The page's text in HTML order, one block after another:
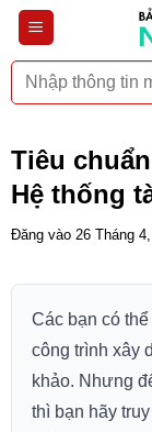
Bỏ
qua
nộiTìm
kiếm:
Tiêu
Hệ thống
Đăng vào 26 Tháng
Các bạn có
công trình xây
khảo. Nhưng
thì bạn hãy